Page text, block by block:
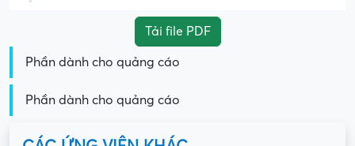
Tải file PDF
Phần dành cho quảng cáo
Phần dành cho quảng cáo